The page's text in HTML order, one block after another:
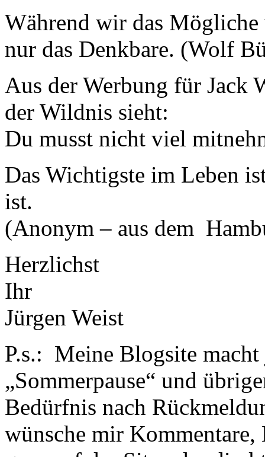
Während wir das
nur das Denkbare. (Wolf
Aus der Werbung für Jack
der Wildnis sieht:
Du musst nicht viel
Das Wichtigste im Leben
ist.
(Anonym – aus dem
Herzlichst
Ihr
Jürgen Weist
P.s.: Meine Blogsite
„Sommerpause“ und
Bedürfnis nach
wünsche mir